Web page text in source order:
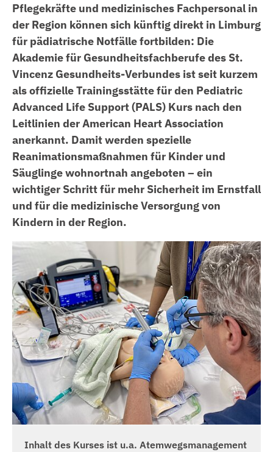
Gesundheitszentrum St. Anna Hadamar
MVZ Praxiszentren
Akademie für Gesundheitsfachberufe
MediLog
Gefäße
Herz und Kreislauf
Kinder und Jugendliche
Knochen und Gelenke
Krebs und Tumore
Lunge
Magen und Darm
Nervensystem und Gehirn
Niere, Blase, Prostata
Stellenangebote
Pflege mit uns!
Flexible Pflege
Benefits
Fort- und Weiterbildung
Übersicht
Facharztweiterbildung
Intensiv- und Anästhesiepflege
Notfallpflege
Praxisanleitung
Anpassungslehrgang
ACLS Kurse
PALS Kurse
HeartCode BLS Kurse
NIV Kurse
Innerbetriebliche Fortbildungen
Ausbildung
Übersicht
Pflegefachfrau | Pflegefachmann
Pflegefachassistenz (PFA)
Anästhesietechnische Assistenz
Medizinische Technologin | Medizinischer
Technologe für Radiologie (MTR)
Pharmazeutisch-Kaufmännischer
Fachangestellter
Medizinischer Fachangestellter
Kaufleute im Gesundheitswesen
Kaufleute für Büromanagement
Freiwilliges Soziales Jahr
Praktisches Jahr
Traineeprogramm
Über Uns
Leitbild
Kooperationspartner
Ethik-Komitee
Unternehmenskommunikation
Medizinproduktesicherheit
Lieferkettensorgfaltspflichtengesetz
Krankenhauszukunftsgesetz
"NextGenerationEU"
Jobs
Aktuelles
Veranstaltungen
Spenden & fördern
Pflegekräfte und medizinisches Fachpersonal in
der Region können sich künftig direkt in Limburg
für pädiatrische Notfälle fortbilden: Die
Akademie für Gesundheitsfachberufe des St.
Vincenz Gesundheits-Verbundes ist seit kurzem
als offizielle Trainingsstätte für den Pediatric
Advanced Life Support (PALS) Kurs nach den
Leitlinien der American Heart Association
anerkannt. Damit werden spezielle
Reanimationsmaßnahmen für Kinder und
Säuglinge wohnortnah angeboten – ein
wichtiger Schritt für mehr Sicherheit im Ernstfall
und für die medizinische Versorgung von
Kindern in der Region.
Inhalt des Kurses ist u.a. Atemwegsmanagement